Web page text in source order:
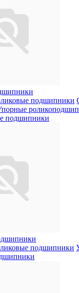
подшипники
подшипники
подшипники